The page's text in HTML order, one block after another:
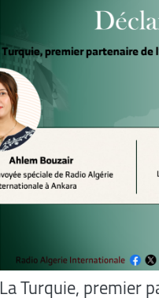
La Turquie, premier